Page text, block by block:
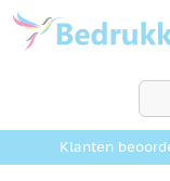
Ga naar de inhoud
Klanten